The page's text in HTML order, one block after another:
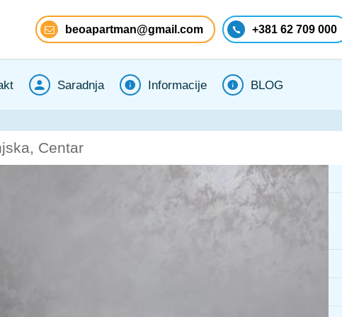
beoapartman@gmail.com +381 62 709 000
Saradnja Informacije BLOG
Centar